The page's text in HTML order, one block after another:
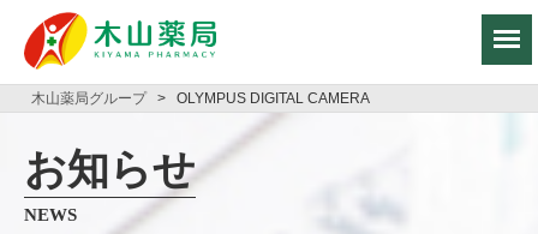
木山薬局グループ > OLYMPUS DIGITAL CAMERA
お知らせ
NEWS